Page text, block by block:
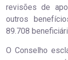
revisões de
outros
89.708
O Conselho